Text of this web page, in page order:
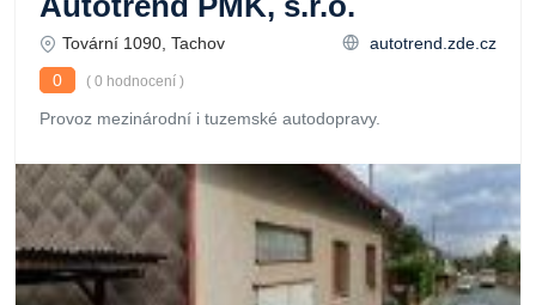
Tovární 1090, Tachov
autotrend.zde.cz
0
( 0 hodnocení )
Provoz mezinárodní i tuzemské autodopravy.